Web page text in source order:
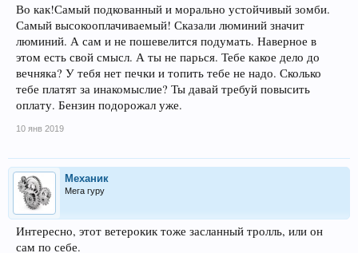
Во как!Самый подкованный и морально устойчивый зомби.
Самый высокооплачиваемый! Сказали люминий значит
люминий. А сам и не пошевелится подумать. Наверное в
этом есть свой смысл. А ты не парься. Тебе какое дело до
вечняка? У тебя нет печки и топить тебе не надо. Сколько
тебе платят за инакомыслие? Ты давай требуй повысить
оплату. Бензин подорожал уже.
10 янв 2019
Механик
Мега гуру
Интересно, этот ветерокик тоже засланный тролль, или он
сам по себе.